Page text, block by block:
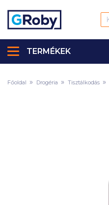
TERMÉKEK
Főoldal Drogéria Tisztálkodás